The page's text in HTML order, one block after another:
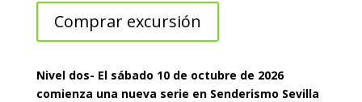
Comprar excursión
Nivel dos- El sábado 10 de octubre de 2026
comienza una nueva serie en Senderismo Sevilla